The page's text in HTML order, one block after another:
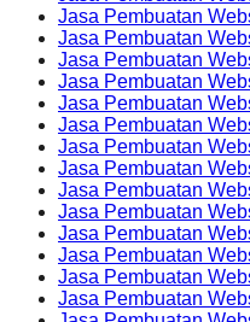
Jasa Pembuatan
Jasa Pembuatan
Jasa Pembuatan
Jasa Pembuatan
Jasa Pembuatan
Jasa Pembuatan
Jasa Pembuatan
Jasa Pembuatan
Jasa Pembuatan
Jasa Pembuatan
Jasa Pembuatan
Jasa Pembuatan
Jasa Pembuatan
Jasa Pembuatan